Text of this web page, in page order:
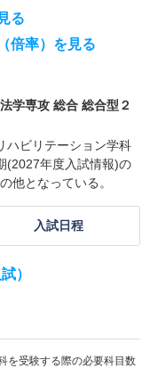
る
倍率）を見る
学専攻 総合 総合型２
ハビリテーション学科
(2027年度入試情報)の
他となっている。
入試日程
）
を受験する際の必要科目数